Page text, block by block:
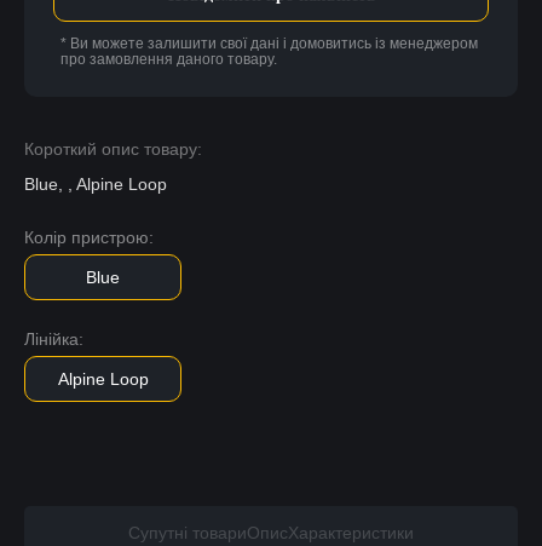
Короткий опис товару:
Blue, , Alpine Loop
Колір пристрою:
Blue
Лінійка:
Alpine Loop
* Ви можете залишити свої дані і домовитись із менеджером
про замовлення даного товару.
Супутні товариОписХарактеристики